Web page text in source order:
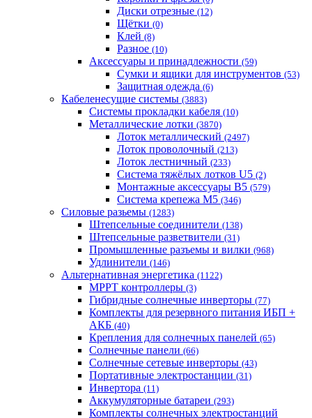
Диски отрезные (12)
Щётки (0)
Клей (8)
Разное (10)
Аксессуары и принадлежности (59)
Cумки и ящики для инструментов (53)
Защитная одежда (6)
Кабеленесущие системы (3883)
Системы прокладки кабеля (10)
Металлические лотки (3870)
Лоток металлический (2497)
Лоток проволочный (213)
Лоток лестничный (233)
Система тяжёлых лотков U5 (2)
Монтажные аксессуары B5 (579)
Система крепежа M5 (346)
Силовые разьемы (1283)
Штепсельные соединители (138)
Штепсельные разветвители (31)
Промышленные разъемы и вилки (968)
Удлинители (146)
Альтернативная энергетика (1122)
MPPT контроллеры (3)
Гибридные солнечные инверторы (77)
Комплекты для резервного питания ИБП +
АКБ (40)
Крепления для солнечных панелей (65)
Солнечные панели (66)
Солнечные сетевые инверторы (43)
Портативные электростанции (31)
Инвертора (11)
Аккумуляторные батареи (293)
Комплекты солнечных электростанций